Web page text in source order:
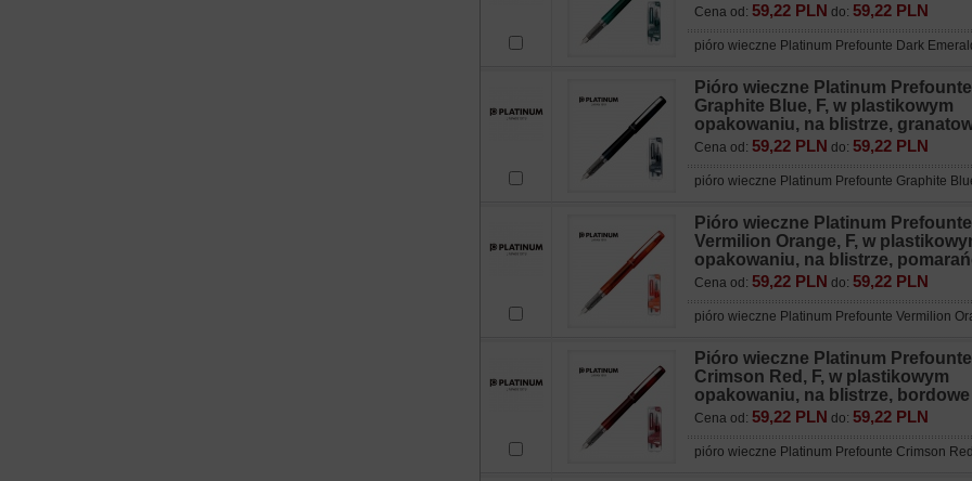
Cena od: 59,22 PLN do: 59,22 PLN
pióro wieczne Platinum Prefounte Dark
Pióro wieczne Platinum Prefounte
Graphite Blue, F, w plastikowym
opakowaniu, na blistrze,
Cena od: 59,22 PLN do: 59,22 PLN
pióro wieczne Platinum Prefounte Graphite
Pióro wieczne Platinum Prefounte
Vermilion Orange, F, w
opakowaniu, na blistrze,
Cena od: 59,22 PLN do: 59,22 PLN
pióro wieczne Platinum Prefounte Vermilion
Pióro wieczne Platinum Prefounte
Crimson Red, F, w plastikowym
opakowaniu, na blistrze, bordowe
Cena od: 59,22 PLN do: 59,22 PLN
pióro wieczne Platinum Prefounte Crimson